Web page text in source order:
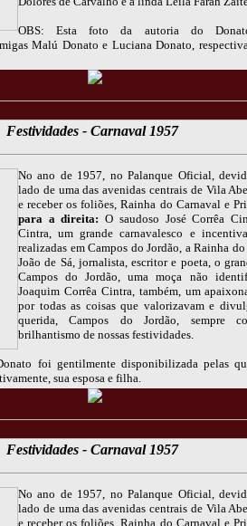
OBS: Esta foto da autoria do
Malú Donato e Luciana Donato,
Festividades - Carnaval 1957
No ano de 1957, no Palanque Oficial,
lado de uma das avenidas centrais de Vila
e receber os foliões, Rainha do Carnaval e
para a direita: O saudoso José Corrêa
Cintra, um grande carnavalesco e
realizadas em Campos do Jordão, a Rainha
João de Sá, jornalista, escritor e poeta, o
Campos do Jordão, uma moça não
Joaquim Corrêa Cintra, também, um
por todas as coisas que valorizavam e
querida, Campos do Jordão, sempre
brilhantismo de nossas festividades.
foi gentilmente disponibilizada pelas
sua esposa e filha.
Festividades - Carnaval 1957
No ano de 1957, no Palanque Oficial,
lado de uma das avenidas centrais de Vila
e receber os foliões, Rainha do Carnaval e